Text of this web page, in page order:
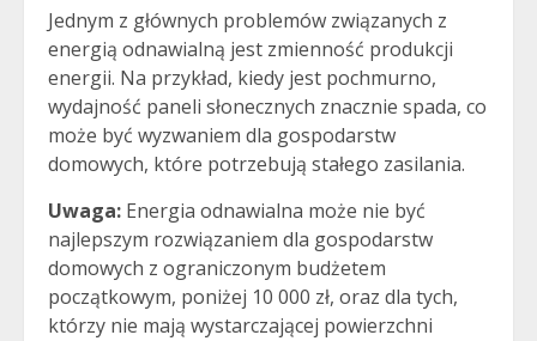
Jednym z głównych problemów związanych z
energią odnawialną jest zmienność produkcji
energii. Na przykład, kiedy jest pochmurno,
wydajność paneli słonecznych znacznie spada, co
może być wyzwaniem dla gospodarstw
domowych, które potrzebują stałego zasilania.
Uwaga: Energia odnawialna może nie być
najlepszym rozwiązaniem dla gospodarstw
domowych z ograniczonym budżetem
początkowym, poniżej 10 000 zł, oraz dla tych,
którzy nie mają wystarczającej powierzchni